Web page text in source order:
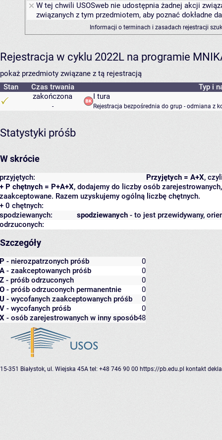
W tej chwili USOSweb nie udostępnia żadnej akcji
związanych z tym przedmiotem, aby poznać dokładne
Informacji o terminach i zasadach rejestracji
Rejestracja w cyklu 2022L na programie
pokaż przedmioty związane z tą rejestracją
Stan
Czas trwania
Typ i
zakończona
-
I tura
Rejestracja bezpośrednia do grup - odmiana z
Statystyki próśb
W skrócie
Przyjętych = A+X,
przyjętych:
+ P chętnych = P+A+X, dodajemy do liczby osób
zaakceptowane. Razem uzyskujemy ogólną liczbę chętnych.
+ 0 chętnych:
spodziewanych - to jest przewidywany,
spodziewanych:
odrzuconych:
Szczegóły
P - nierozpatrzonych próśb
0
A - zaakceptowanych próśb
0
Z - próśb odrzuconych
0
O - próśb odrzuconych permanentnie
0
U - wycofanych zaakceptowanych próśb
0
V - wycofanych próśb
0
X - osób zarejestrowanych w inny sposób48
15-351 Białystok, ul. Wiejska 45A tel: +48 746 90 00 https://pb.edu.pl kontakt